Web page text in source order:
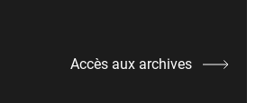
Accès aux archives